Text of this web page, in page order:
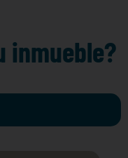
inmueble?